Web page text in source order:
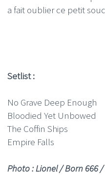
a fait oublier ce petit
Setlist :
No Grave Deep Enough
Bloodied Yet Unbowed
The Coffin Ships
Empire Falls
Photo : Lionel / Born 666